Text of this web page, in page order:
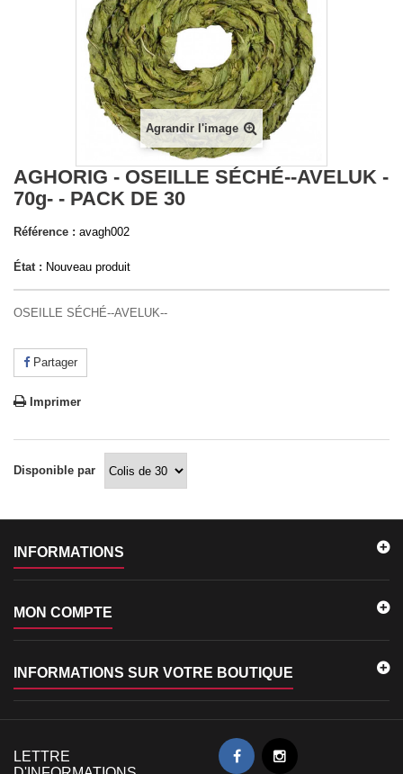
Agrandir l'image
AGHORIG - OSEILLE SÉCHÉ--AVELUK -
70g- - PACK DE 30
Référence : avagh002
État : Nouveau produit
OSEILLE SÉCHÉ--AVELUK--
Partager
Imprimer
Disponible par
INFORMATIONS
MON COMPTE
INFORMATIONS SUR VOTRE BOUTIQUE
LETTRE
OK